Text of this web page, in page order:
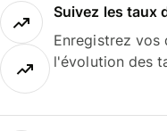
Suivez les taux
Enregistrez vos
l'évolution des